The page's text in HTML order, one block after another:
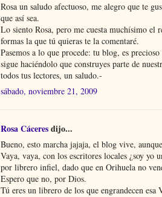
Rosa un saludo afectuoso, me alegro que te
que así sea.
Lo siento Rosa, pero me cuesta muchísimo el
formas la que tú quieras te la comentaré.
Pasemos a lo que procede: tu blog, es
sigue haciéndolo que construyes parte de
todos tus lectores, un saludo.-
sábado, noviembre 21, 2009
Rosa Cáceresdijo...
Bueno, esto marcha jajaja, el blog vive,
Vaya, vaya, con los escritores locales ¿soy yo
por librero infiel, dado que en Orihuela no
Espero que no, por Dios.
Tú eres un librero de los que engrandecen esa